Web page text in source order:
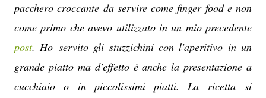
pacchero croccante da servire come finger food e non
come primo che avevo utilizzato in un mio precedente
post. Ho servito gli stuzzichini con l'aperitivo in un
grande piatto ma d'effetto è anche la presentazione a
cucchiaio o in piccolissimi piatti. La ricettasi